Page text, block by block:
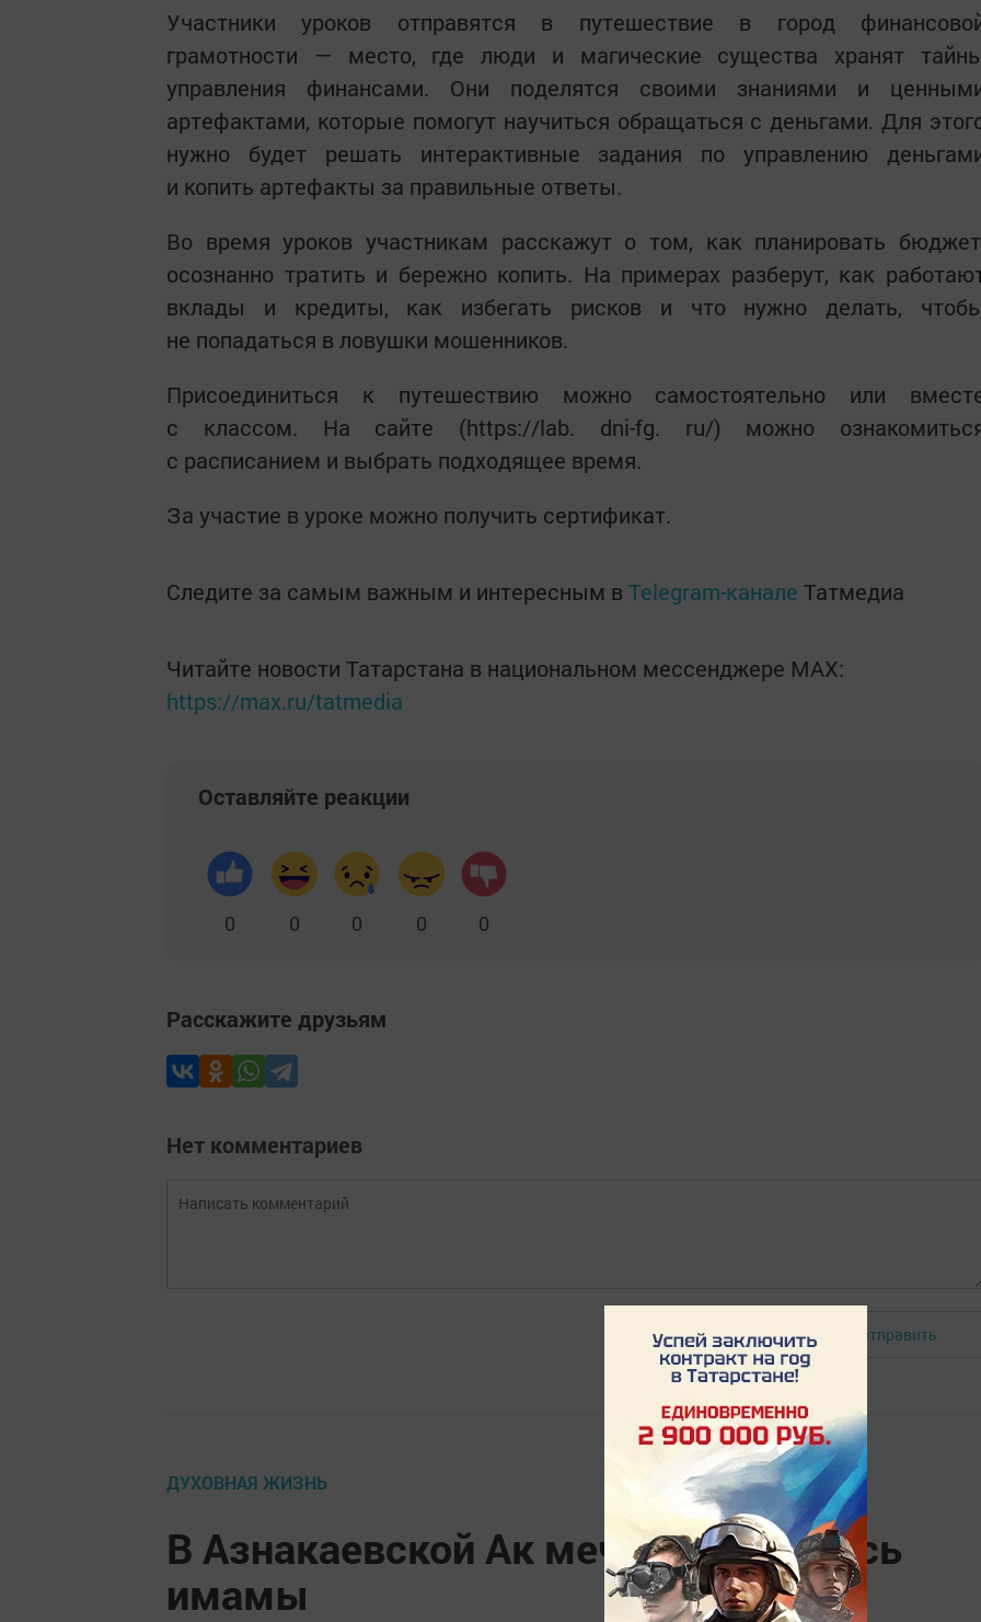
Участники уроков отправятся в путешествие в город
грамотности — место, где люди и магические существа хранят
управления финансами. Они поделятся своими знаниями и
артефактами, которые помогут научиться обращаться с деньгами. Для
нужно будет решать интерактивные задания по управлению
и копить артефакты за правильные ответы.
Во время уроков участникам расскажут о том, как планировать
осознанно тратить и бережно копить. На примерах разберут, как
вклады и кредиты, как избегать рисков и что нужно делать,
не попадаться в ловушки мошенников.
Присоединиться к путешествию можно самостоятельно или
с классом. На сайте (https://lab. dni-fg. ru/) можно
с расписанием и выбрать подходящее время.
За участие в уроке можно получить сертификат.
Следите за самым важным и интересным в Telegram-канале Татмедиа
Читайте новости Татарстана в национальном мессенджере MАХ:
https://max.ru/tatmedia
Оставляйте реакции
0 0 0 0 0
Расскажите друзьям
Нет комментариев
Авторизоваться Отправить
ДУХОВНАЯ ЖИЗНЬ
В Азнакаевской Ак мечети собрались
имамы